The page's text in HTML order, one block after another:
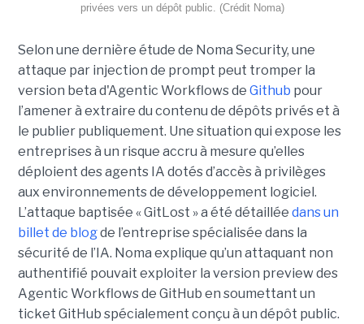
privées vers un dépôt public. (Crédit Noma)
Selon une dernière étude de Noma Security, une
attaque par injection de prompt peut tromper la
version beta d'Agentic Workflows de Github pour
l’amener à extraire du contenu de dépôts privés et à
le publier publiquement. Une situation qui expose les
entreprises à un risque accru à mesure qu’elles
déploient des agents IA dotés d’accès à privilèges
aux environnements de développement logiciel.
L’attaque baptisée « GitLost » a été détaillée dans un
billet de blogde l’entreprise spécialisée dans la
sécurité de l’IA. Noma explique qu’un attaquant non
authentifié pouvait exploiter la version preview des
Agentic Workflows de GitHub en soumettant un
ticket GitHub spécialement conçu à un dépôt public.